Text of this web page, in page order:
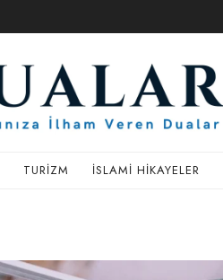
TURIZM İSLAMI HIKAYELER